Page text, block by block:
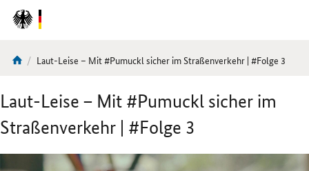
DirektZu:
Navigation
Sie
hier:
Aktuelle
Laut-Leise – Mit #Pumuckl sicher im Straßenverkehr | #Folge 3
Laut-Leise – Mit #Pumuckl sicher im
Straßenverkehr | #Folge 3